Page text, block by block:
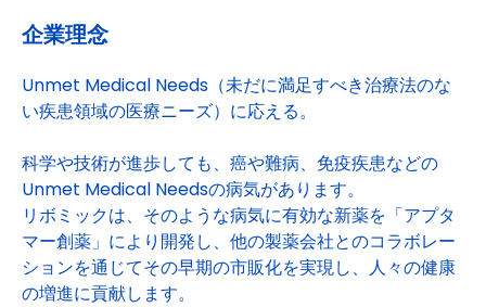
企業理念
Unmet Medical Needs（未だに満足すべき治療法のな
い疾患領域の医療ニーズ）に応える。
科学や技術が進歩しても、癌や難病、免疫疾患などの
Unmet Medical Needsの病気があります。
リボミックは、そのような病気に有効な新薬を「アプタ
マー創薬」により開発し、他の製薬会社とのコラボレー
ションを通じてその早期の市販化を実現し、人々の健康
の増進に貢献します。